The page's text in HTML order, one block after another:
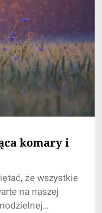
komary i
że wszystkie
na naszej